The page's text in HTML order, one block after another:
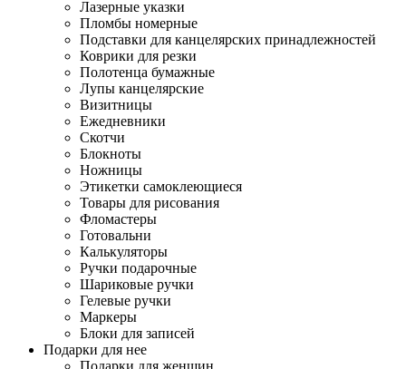
Лазерные указки
Пломбы номерные
Подставки для канцелярских принадлежностей
Коврики для резки
Полотенца бумажные
Лупы канцелярские
Визитницы
Ежедневники
Скотчи
Блокноты
Ножницы
Этикетки самоклеющиеся
Товары для рисования
Фломастеры
Готовальни
Калькуляторы
Ручки подарочные
Шариковые ручки
Гелевые ручки
Маркеры
Блоки для записей
Подарки для нее
Подарки для женщин